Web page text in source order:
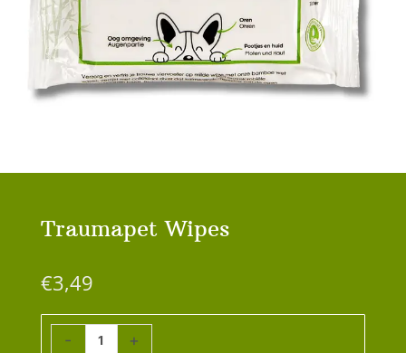
Traumapet Wipes
€3,49
-
Traumapet
Wipes
+